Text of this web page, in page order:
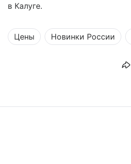
в Калуге.
Цены Новинки России